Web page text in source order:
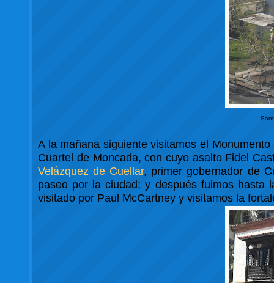
A la mañana siguiente visitamos el
Cuartel de Moncada, con cuyo asalto Fidel
Velázquez de Cuellar, primer gobernador de
paseo por la ciudad; y después fuimos hasta
visitado por Paul McCartney y visitamos la